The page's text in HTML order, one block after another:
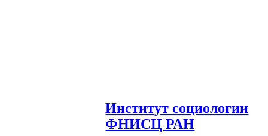
Институт социологии
ФНИСЦ РАН